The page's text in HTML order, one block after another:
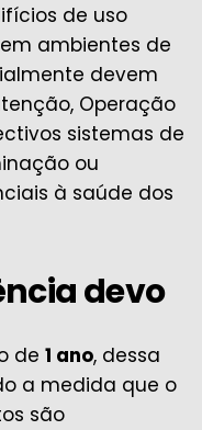
de uso
ambientes de
devem
Operação
sistemas de
ou
à saúde dos
devo
de 1 ano, dessa
a medida que o
são